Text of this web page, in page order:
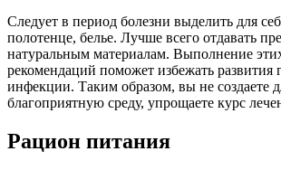
Следует в период болезни выделить для
полотенце, белье. Лучше всего отдавать
натуральным материалам. Выполнение
рекомендаций поможет избежать развития
инфекции. Таким образом, вы не создаете
благоприятную среду, упрощаете курс
Рацион питания